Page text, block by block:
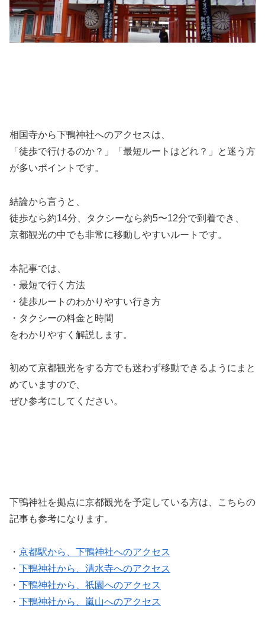
相国寺から下鴨神社へのアクセスは、
「徒歩で行けるのか？」「最短ルートはどれ？」と迷う方
が多いポイントです。
結論から言うと、
徒歩なら約14分、タクシーなら約5〜12分で到着でき、
京都観光の中でも非常に移動しやすいルートです。
本記事では、
・最短で行く方法
・徒歩ルートのわかりやすい行き方
・タクシーの料金と時間
をわかりやすく解説します。
初めて京都観光をする方でも迷わず移動できるようにまと
めていますので、
ぜひ参考にしてください。
下鴨神社を拠点に京都観光を予定している方は、こちらの
記事も参考になります。
・ 京都駅から、下鴨神社へのアクセス
・
下鴨神社から、清水寺へのアクセス
・
下鴨神社から、祇園へのアクセス
・
下鴨神社から、嵐山へのアクセス